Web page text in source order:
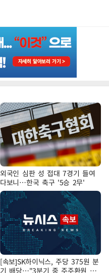
외국인 심판 성 접대 7경기 들여
다보니…한국 축구 '5승 2무'
[속보]SK하이닉스, 주당 375원 분
기 배당…"3분기 중 주주환원 방